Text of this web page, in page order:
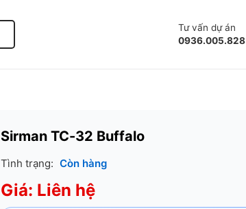
Tư vấn dự án
0936.005.828
Sirman TC-32 Buffalo
Tình trạng: Còn hàng
Giá: Liên hệ